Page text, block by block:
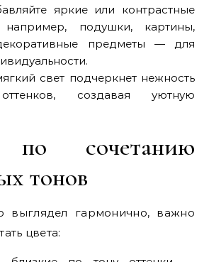
яркие или контрастные
подушки, картины,
предметы — для
свет подчеркнет нежность
создавая уютную
по сочетанию
тонов
выглядел гармонично, важно
цвета: